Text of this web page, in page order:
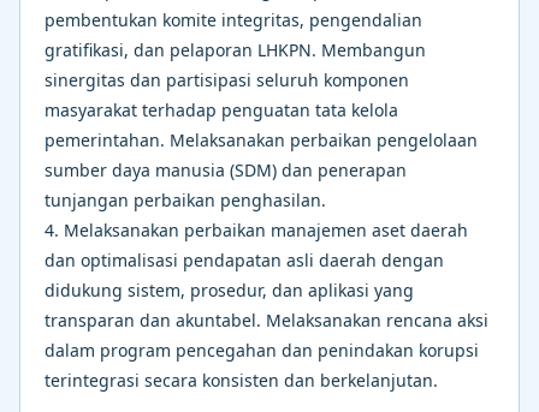
pembentukan komite integritas, pengendalian
gratifikasi, dan pelaporan LHKPN. Membangun
sinergitas dan partisipasi seluruh komponen
masyarakat terhadap penguatan tata kelola
pemerintahan. Melaksanakan perbaikan pengelolaan
sumber daya manusia (SDM) dan penerapan
tunjangan perbaikan penghasilan.
4. Melaksanakan perbaikan manajemen aset daerah
dan optimalisasi pendapatan asli daerah dengan
didukung sistem, prosedur, dan aplikasi yang
transparan dan akuntabel. Melaksanakan rencana aksi
dalam program pencegahan dan penindakan korupsi
terintegrasi secara konsisten dan berkelanjutan.